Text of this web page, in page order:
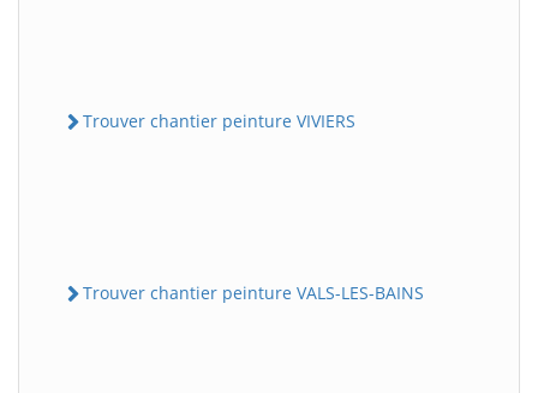
Trouver chantier peinture VIVIERS
Trouver chantier peinture VALS-LES-BAINS